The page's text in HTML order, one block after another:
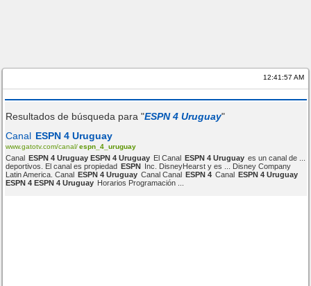
12:41:57 AM
Resultados de búsqueda para "ESPN 4 Uruguay"
Canal ESPN 4 Uruguay
www.gatotv.com/canal/ espn_4_uruguay
Canal ESPN 4 Uruguay ESPN 4 Uruguay El Canal ESPN 4 Uruguay es un canal de ...
deportivos. El canal es propiedad ESPN Inc. DisneyHearst y es ... Disney Company
Latin America. Canal ESPN 4 Uruguay Canal Canal ESPN 4 Canal ESPN 4 Uruguay
ESPN 4 ESPN 4 Uruguay Horarios Programación ...